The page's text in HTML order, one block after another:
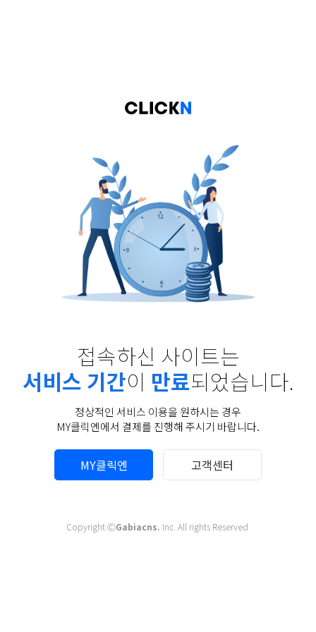
접속하신 사이트는
서비스 기간이 만료되었습니다.
정상적인 서비스 이용을 원하시는 경우
MY클릭엔에서 결제를 진행해 주시기 바랍니다.
MY클릭엔 고객센터
Copyright ⒸGabiacns. Inc. All rights Reserved.